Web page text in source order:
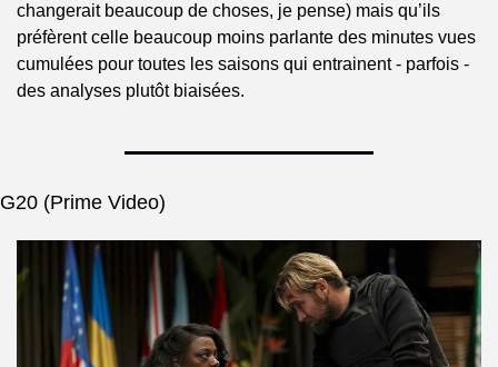
changerait beaucoup de choses, je pense) mais qu’ils
préfèrent celle beaucoup moins parlante des minutes vues
cumulées pour toutes les saisons qui entrainent - parfois -
des analyses plutôt biaisées.
G20 (Prime Video)